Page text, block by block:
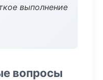
выполнение
вопросы